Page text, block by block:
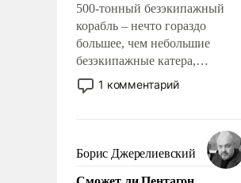
500-тонный безэкипажный
корабль – нечто гораздо
большее, чем небольшие
безэкипажные катера,
применение которых уже
стало обыденностью. Задача по
сложна и амбициозна. Однако
и ее реализация радикально
поднимет наши боевые
1 комментарий
Борис Джерелиевский